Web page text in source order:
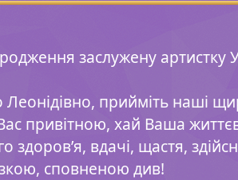
заслужену
прийміть наші
привітною, хай Ваша
здоров’я, вдачі, щастя,
сповненою див!